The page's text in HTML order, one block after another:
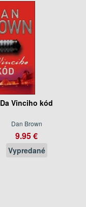
Da Vinciho kód
Dan Brown
9.95 €
Vypredané